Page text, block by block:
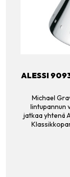
ALESSI
Michael
lintupannun
jatkaa yhtenä